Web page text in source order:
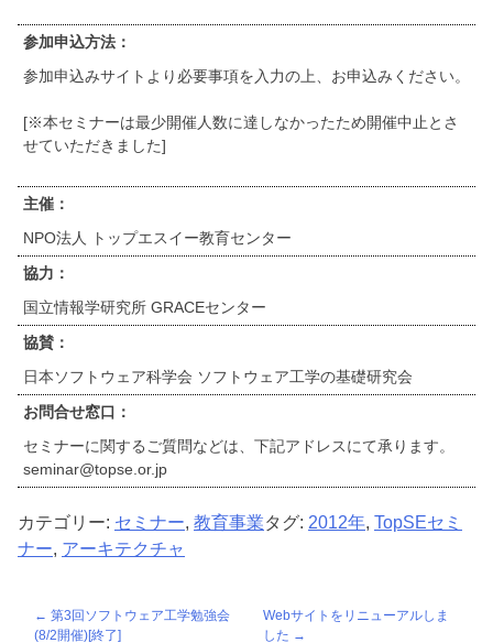
参加申込方法：
参加申込みサイトより必要事項を入力の上、お申込みください。
[※本セミナーは最少開催人数に達しなかったため開催中止とさ
せていただきました]
主催：
NPO法人 トップエスイー教育センター
協力：
国立情報学研究所 GRACEセンター
協賛：
日本ソフトウェア科学会 ソフトウェア工学の基礎研究会
お問合せ窓口：
セミナーに関するご質問などは、下記アドレスにて承ります。
seminar@topse.or.jp
カテゴリー: セミナー, 教育事業タグ: 2012年, TopSEセミ
ナー, アーキテクチャ
第3回ソフトウェア工学勉強会
(8/2開催)[終了]
Webサイトをリニューアルしま
した